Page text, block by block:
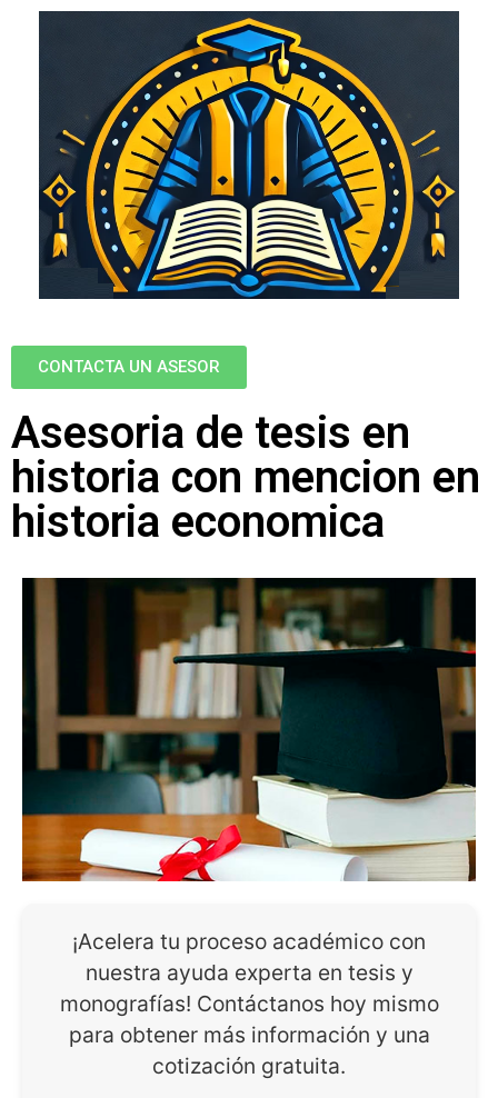
CONTACTA UN ASESOR
Asesoria de tesis en
historia con mencion en
historia economica
¡Acelera tu proceso académico con
nuestra ayuda experta en tesis y
monografías! Contáctanos hoy mismo
para obtener más información y una
cotización gratuita.